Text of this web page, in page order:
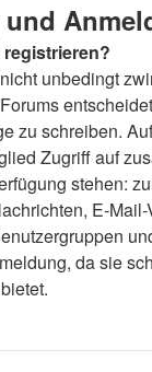
unbedingt
zu schreiben.
Zugriff auf
stehen:
E-
da sie